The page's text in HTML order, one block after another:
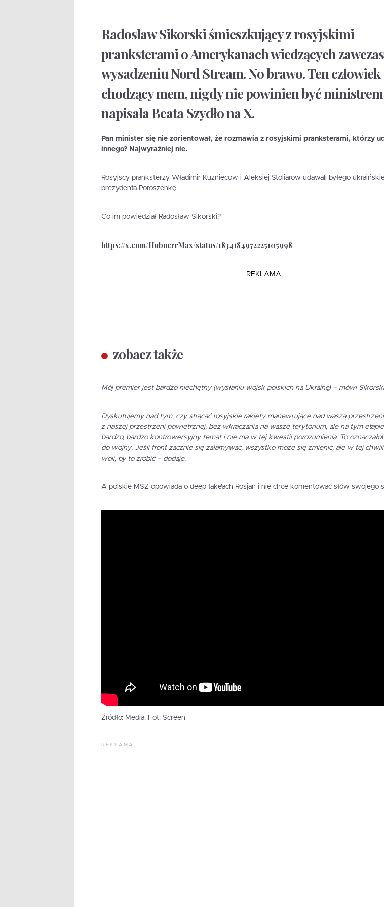
Radosław Sikorski śmieszkujący z rosyjskimi
pranksterami o Amerykanach wiedzących
wysadzeniu Nord Stream. No brawo. Ten człowiek
chodzący mem, nigdy nie powinien być
napisała Beata Szydło na X.
Pan minister się nie zorientował, że rozmawia z rosyjskimi pranksterami, którzy
innego? Najwyraźniej nie.
Rosyjscy pranksterzy Władimir Kuzniecow i Aleksiej Stoliarow udawali byłego
prezydenta Poroszenkę.
Co im powiedział Radosław Sikorski?
https://x.com/HubnerrMax/status/1834184972225105998
REKLAMA
zobacz także
Mój premier jest bardzo niechętny (wysłaniu wojsk polskich na Ukrainę) – mówi
Dyskutujemy nad tym, czy strącać rosyjskie rakiety manewrujące nad waszą
z naszej przestrzeni powietrznej, bez wkraczania na wasze terytorium, ale na tym
bardzo, bardzo kontrowersyjny temat i nie ma w tej kwestii porozumienia. To
do wojny. Jeśli front zacznie się załamywać, wszystko może się zmienić, ale w tej
woli, by to zrobić – dodaje.
A polskie MSZ opowiada o deep fake’ach Rosjan i nie chce komentować słów swojego
Źródło: Media. Fot. Screen
REKLAMA